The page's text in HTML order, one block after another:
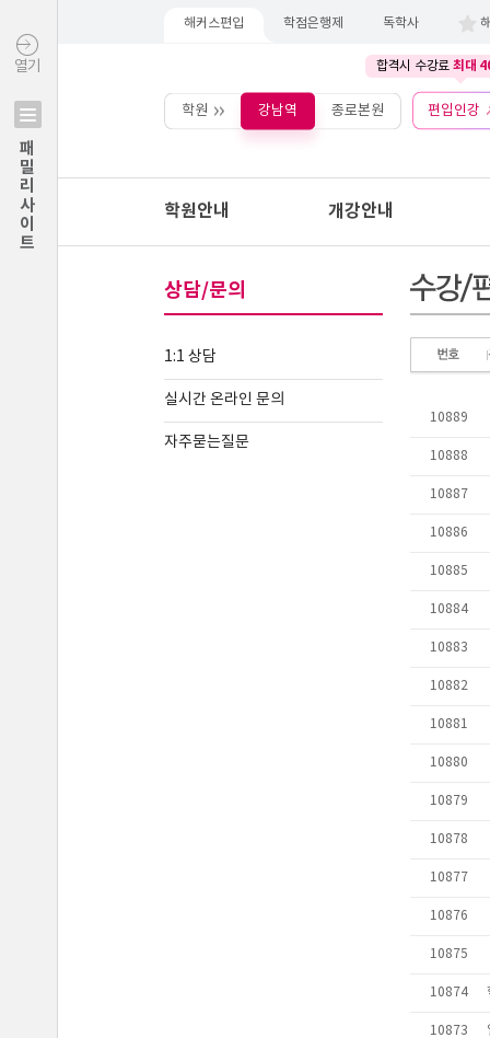
열기
패밀리사이트
해커스편입 학점은행제 독학사
합격시 수강료 최대
학원 강남역 종로본원 편입인강
학원안내 개강안내
상담/문의
1:1 상담
실시간 온라인 문의
자주묻는질문